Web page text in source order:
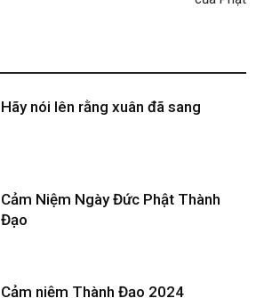
Hãy nói lên rằng xuân đã sang
Cảm Niệm Ngày Đức Phật Thành
Đạo
Cảm niệm Thành Đạo 2024